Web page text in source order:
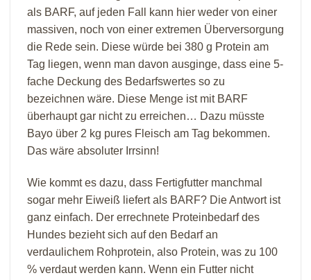
als BARF, auf jeden Fall kann hier weder von einer
massiven, noch von einer extremen Überversorgung
die Rede sein. Diese würde bei 380 g Protein am
Tag liegen, wenn man davon ausginge, dass eine 5-
fache Deckung des Bedarfswertes so zu
bezeichnen wäre. Diese Menge ist mit BARF
überhaupt gar nicht zu erreichen… Dazu müsste
Bayo über 2 kg pures Fleisch am Tag bekommen.
Das wäre absoluter Irrsinn!
Wie kommt es dazu, dass Fertigfutter manchmal
sogar mehr Eiweiß liefert als BARF? Die Antwort ist
ganz einfach. Der errechnete Proteinbedarf des
Hundes bezieht sich auf den Bedarf an
verdaulichem Rohprotein, also Protein, was zu 100
% verdaut werden kann. Wenn ein Futter nicht